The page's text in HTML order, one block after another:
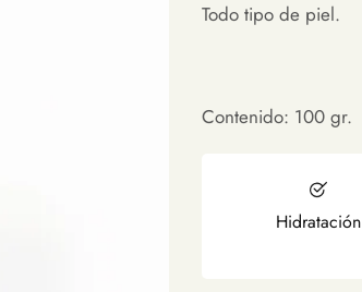
Todo tipo de piel.
Contenido: 100 gr.
Hidratación